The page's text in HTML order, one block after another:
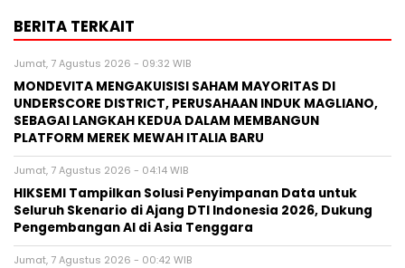
BERITA TERKAIT
Jumat, 7 Agustus 2026 - 09:32 WIB
MONDEVITA MENGAKUISISI SAHAM MAYORITAS DI
UNDERSCORE DISTRICT, PERUSAHAAN INDUK MAGLIANO,
SEBAGAI LANGKAH KEDUA DALAM MEMBANGUN
PLATFORM MEREK MEWAH ITALIA BARU
Jumat, 7 Agustus 2026 - 04:14 WIB
HIKSEMI Tampilkan Solusi Penyimpanan Data untuk
Seluruh Skenario di Ajang DTI Indonesia 2026, Dukung
Pengembangan AI di Asia Tenggara
Jumat, 7 Agustus 2026 - 00:42 WIB